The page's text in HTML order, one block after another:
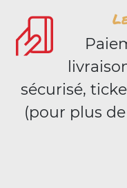
sécurisé,
(pour plus